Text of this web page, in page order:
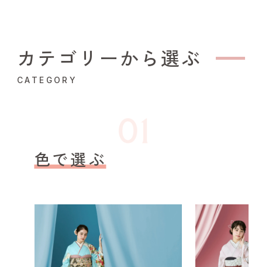
カテゴリーから選ぶ
CATEGORY
色で選ぶ